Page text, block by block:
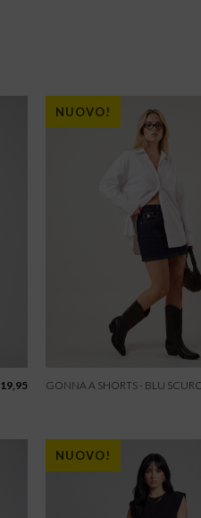
19,95
NUOVO!
GONNA A SHORTS - BLU
NUOVO!